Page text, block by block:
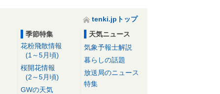
tenki.jpトップ
季節特集
花粉飛散情報
(1～5月頃)
桜開花情報
(2～5月頃)
GWの天気
天気ニュース
気象予報士解説
暮らしの話題
放送局のニュース
特集